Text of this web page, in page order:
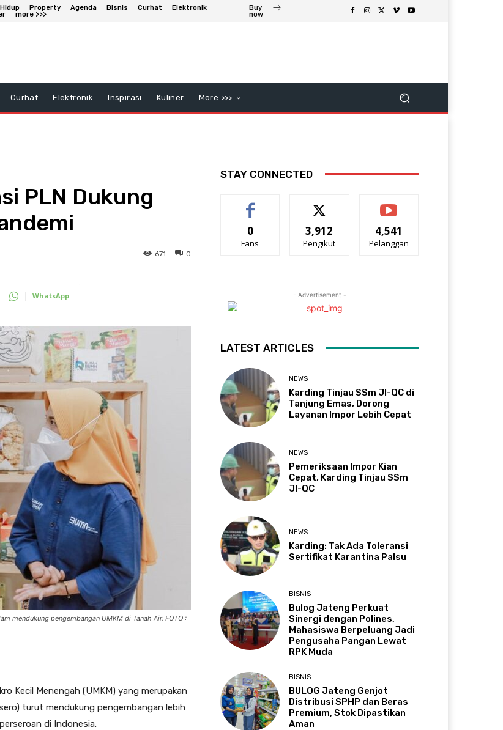
Property Agenda Bisnis Curhat
Elektronik
more >>>
Buy
now
Curhat Elektronik Inspirasi Kuliner More >>>
PLN Dukung
0
671
WhatsApp
mendukung pengembangan UMKM di Tanah Air. FOTO :
Kecil Menengah (UMKM) yang merupakan
turut mendukung pengembangan lebih
di Indonesia.
STAY CONNECTED
0
Fans
3,912
Pengikut
4,541
Pelanggan
- Advertisement -
LATEST ARTICLES
NEWS
Karding Tinjau SSm JI-QC di
Tanjung Emas, Dorong
Layanan Impor Lebih Cepat
NEWS
Pemeriksaan Impor Kian
Cepat, Karding Tinjau SSm
JI-QC
NEWS
Karding: Tak Ada Toleransi
Sertifikat Karantina Palsu
BISNIS
Bulog Jateng Perkuat
Sinergi dengan Polines,
Mahasiswa Berpeluang Jadi
Pengusaha Pangan Lewat
RPK Muda
BISNIS
BULOG Jateng Genjot
Distribusi SPHP dan Beras
Premium, Stok Dipastikan
Aman